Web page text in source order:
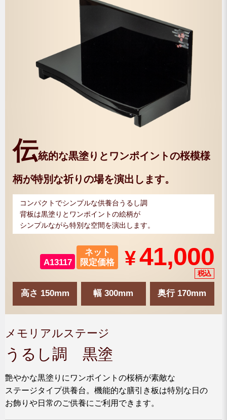
伝統的な黒塗りとワンポイントの桜模様
柄が特別な祈りの場を演出します。
コンパクトでシンプルな供養台うるし調
背板は黒塗りとワンポイントの絵柄が
シンプルながら特別な空間を演出します。
A13117
ネット
限定価格
¥41,000
高さ 150mm 幅 300mm 奥行 170mm
メモリアルステージ
うるし調 黒塗
艶やかな黒塗りにワンポイントの桜柄が素敵な
ステージタイプ供養台。機能的な膳引き板は特別な日の
お飾りや日常のご供養にご利用できます。